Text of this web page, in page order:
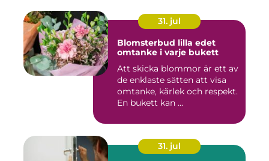
31. jul
Blomsterbud lilla edet
omtanke i varje bukett
Att skicka blommor är ett av
de enklaste sätten att visa
omtanke, kärlek och respekt.
En bukett kan ...
31. jul